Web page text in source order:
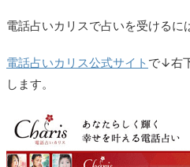
電話占いカリスで占いを受けるに
電話占いカリス公式サイト で↓右
します。